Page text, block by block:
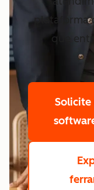
plataforma
que
Solicite